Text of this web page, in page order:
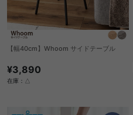
【幅40cm】Whoom サイドテーブル
¥3,890
在庫：△